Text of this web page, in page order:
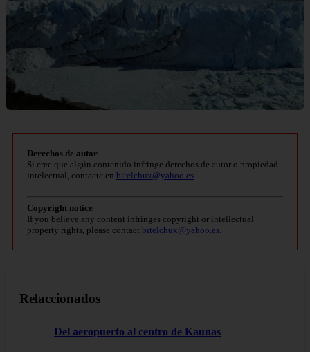
Derechos de autor
Si cree que algún contenido infringe derechos de autor o propiedad
intelectual, contacte en bitelchux@yahoo.es
Copyright notice
If you believe any content infringes copyright or intellectual
property rights, please contact bitelchux@yahoo.es
Relaccionados
Del aeropuerto al centro de Kaunas